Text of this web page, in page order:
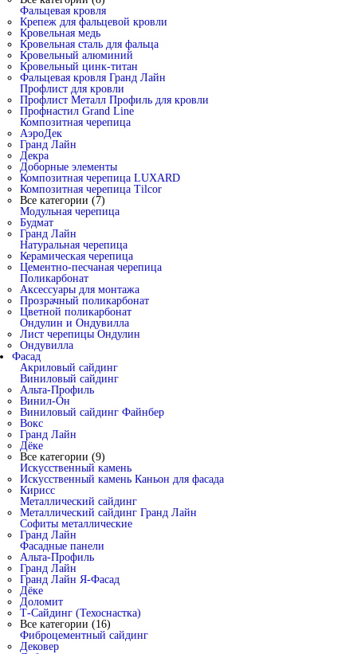
Фальцевая кровля
Крепеж для фальцевой кровли
Кровельная медь
Кровельная сталь для фальца
Кровельный алюминий
Кровельный цинк-титан
Фальцевая кровля Гранд Лайн
Профлист для кровли
Профлист Металл Профиль для кровли
Профнастил Grand Line
Композитная черепица
АэроДек
Гранд Лайн
Декра
Доборные элементы
Композитная черепица LUXARD
Композитная черепица Tilcor
Все категории (7)
Модульная черепица
Будмат
Гранд Лайн
Натуральная черепица
Керамическая черепица
Цементно-песчаная черепица
Поликарбонат
Аксессуары для монтажа
Прозрачный поликарбонат
Цветной поликарбонат
Ондулин и Ондувилла
Лист черепицы Ондулин
Ондувилла
Фасад
Акриловый сайдинг
Виниловый сайдинг
Альта-Профиль
Винил-Он
Виниловый сайдинг Файнбер
Вокс
Гранд Лайн
Дёке
Все категории (9)
Искусственный камень
Искусственный камень Каньон для фасада
Кирисс
Металлический сайдинг
Металлический сайдинг Гранд Лайн
Софиты металлические
Гранд Лайн
Фасадные панели
Альта-Профиль
Гранд Лайн
Гранд Лайн Я-Фасад
Дёке
Доломит
Т-Сайдинг (Техоснастка)
Все категории (16)
Фиброцементный сайдинг
Дековер